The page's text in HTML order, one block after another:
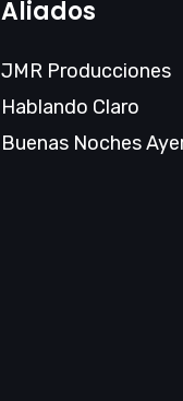
Aliados
JMR Producciones
Hablando Claro
Buenas Noches